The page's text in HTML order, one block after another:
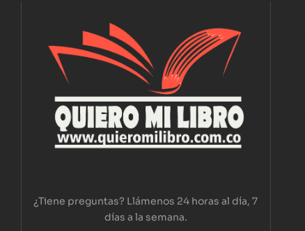
¿Tiene preguntas? Llámenos 24 horas al día, 7
días a la semana.